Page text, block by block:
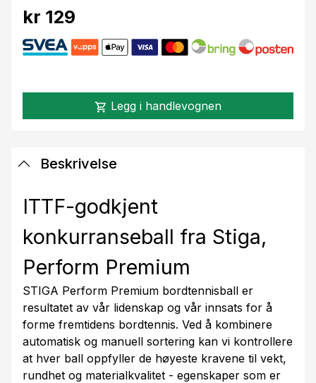
kr 129
shopping_cart Legg i handlevognen
Beskrivelse
ITTF-godkjent
konkurranseball fra Stiga,
Perform Premium
STIGA Perform Premium bordtennisball er
resultatet av vår lidenskap og vår innsats for å
forme fremtidens bordtennis. Ved å kombinere
automatisk og manuell sortering kan vi kontrollere
at hver ball oppfyller de høyeste kravene til vekt,
rundhet og materialkvalitet - egenskaper som er